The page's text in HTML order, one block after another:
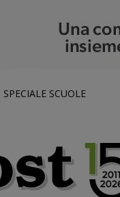
SPECIALE SCUOLE